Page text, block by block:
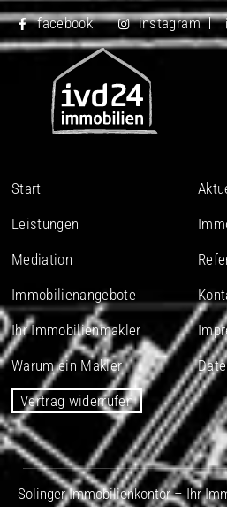
facebook
instagram
Start
Leistungen
Mediation
Immobilienangebote
Ihr Immobilienmakler
Warum ein Makler
Vertrag widerrufen
Solinger Immobilienkontor – Ihr